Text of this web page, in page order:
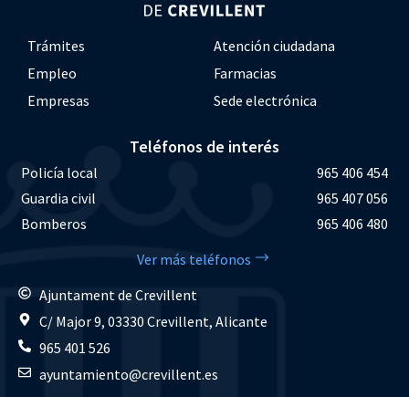
Trámites
Atención ciudadana
Empleo
Farmacias
Empresas
Sede electrónica
Teléfonos de interés
Policía local
965 406 454
Guardia civil
965 407 056
Bomberos
965 406 480
Ver más teléfonos
Ajuntament de Crevillent
C/ Major 9, 03330 Crevillent, Alicante
965 401 526
ayuntamiento@crevillent.es